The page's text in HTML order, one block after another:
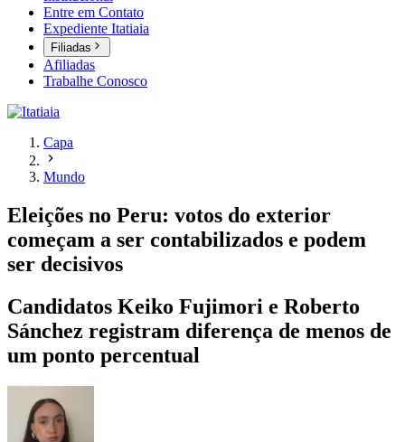
Entre em Contato
Expediente Itatiaia
Filiadas
Afiliadas
Trabalhe Conosco
Capa
Mundo
Eleições no Peru: votos do exterior
começam a ser contabilizados e podem
ser decisivos
Candidatos Keiko Fujimori e Roberto
Sánchez registram diferença de menos de
um ponto percentual